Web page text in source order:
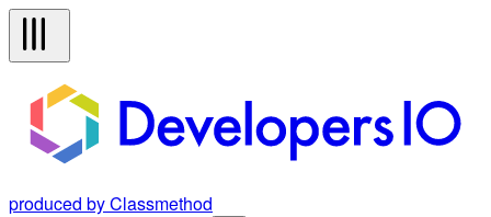
produced by Classmethod